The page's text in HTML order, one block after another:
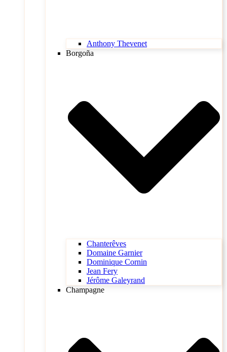
Anthony Thevenet
Borgoña
Chanterêves
Domaine Garnier
Dominique Cornin
Jean Fery
Jérôme Galeyrand
Champagne